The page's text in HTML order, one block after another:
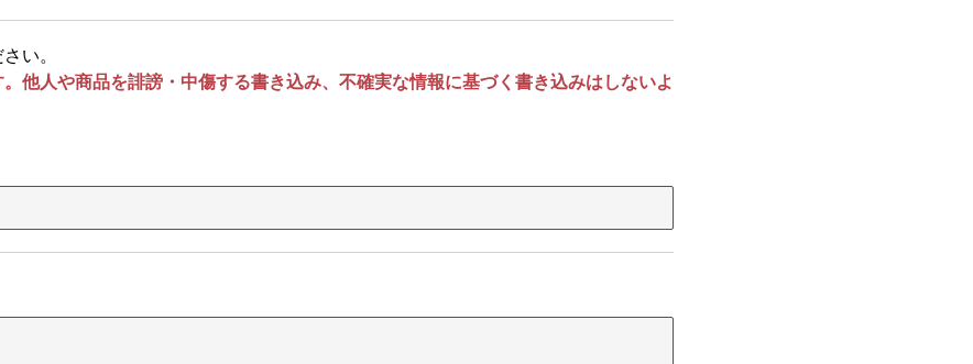
い。
他人や商品を誹謗・中傷する書き込み、不確実な情報に基づく書き込みはしないよ